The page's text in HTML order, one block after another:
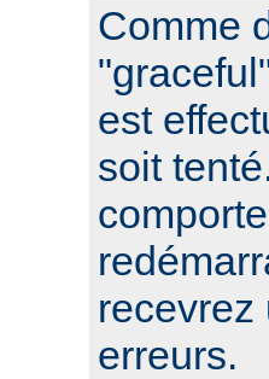
Comme
est
soit
recevrez
erreurs.